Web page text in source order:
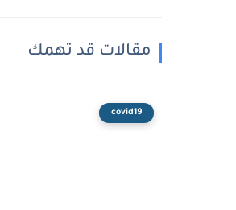
مقالات قد تهمك
covid19